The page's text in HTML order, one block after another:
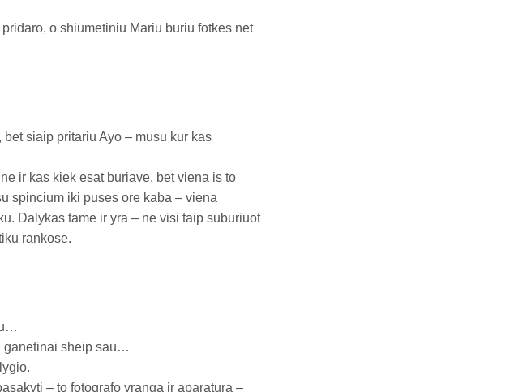
o shiumetiniu Mariu buriu fotkes net
siaip pritariu Ayo – musu kur kas
ir kas kiek esat buriave, bet viena is to
spincium iki puses ore kaba – viena
Dalykas tame ir yra – ne visi taip suburiuot
rankose.
ganetinai sheip sau…
– to fotografo yranga ir aparatura –